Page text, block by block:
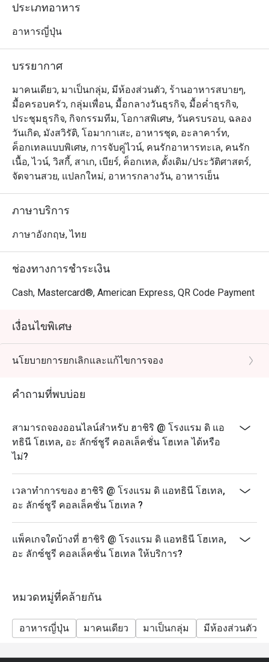
แบบเทโชกุ (Teishoku) เพลิดเพลินกับศิลปะการปรุงอาหาร
ประเภทอาหาร
อาหารญี่ปุ่น
บรรยากาศ
มาคนเดียว, มาเป็นกลุ่ม, มีห้องส่วนตัว, ร้านอาหารสบายๆ,
มื้อครอบครัว, กลุ่มเพื่อน, มื้อกลางวันธุรกิจ, มื้อค่ำธุรกิจ,
ประชุมธุรกิจ, กิจกรรมทีม, โอกาสพิเศษ, วันครบรอบ, ฉลอง
วันเกิด, มังสวิรัติ, โอมากาเสะ, อาหารชุด, อะลาคาร์ท,
ค็อกเทลแบบพิเศษ, การจับคู่ไวน์, คนรักอาหารทะเล, คนรัก
เนื้อ, ไวน์, วิสกี้, สาเก, เบียร์, ค็อกเทล, ดั้งเดิม/ประวัติศาสตร์,
จัดจานสวย, แปลกใหม่, อาหารกลางวัน, อาหารเย็น
ภาษาบริการ
ภาษาอังกฤษ, ไทย
ช่องทางการชำระเงิน
Cash, Mastercard®, American Express, QR Code Payment
เงื่อนไขพิเศษ
นโยบายการยกเลิกและแก้ไขการจอง
คำถามที่พบบ่อย
สามารถจองออนไลน์สำหรับ ฮาชิริ @ โรงแรม ดิ แอ
ทธินี โฮเทล, อะ ลักซ์ชูรี คอลเล็คชั่น โฮเทล ได้หรือ
ไม่?
เวลาทำการของ ฮาชิริ @ โรงแรม ดิ แอทธินี โฮเทล,
อะ ลักซ์ชูรี คอลเล็คชั่น โฮเทล ?
แพ็คเกจใดบ้างที่ ฮาชิริ @ โรงแรม ดิ แอทธินี โฮเทล,
อะ ลักซ์ชูรี คอลเล็คชั่น โฮเทล ให้บริการ?
หมวดหมู่ที่คล้ายกัน
อาหารญี่ปุ่น มาคนเดียว มาเป็นกลุ่ม มีห้องส่วนตัว